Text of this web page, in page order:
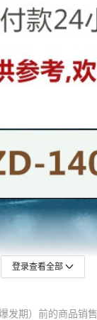
登录查看全部
发期）前的商品